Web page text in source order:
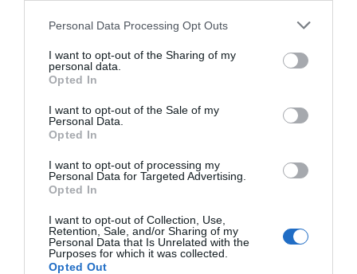
Personal Data Processing Opt Outs
I want to opt-out of the Sharing of my
personal data.
Opted In
I want to opt-out of the Sale of my
Personal Data.
Opted In
I want to opt-out of processing my
Personal Data for Targeted Advertising.
Opted In
I want to opt-out of Collection, Use,
Retention, Sale, and/or Sharing of my
Personal Data that Is Unrelated with the
Purposes for which it was collected.
Opted Out